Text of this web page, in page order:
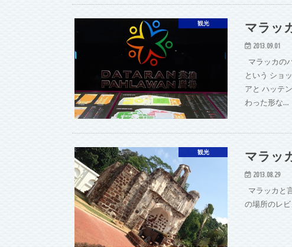
観光 マラッ
2013.09.01
マラッカの
という ショ
アと ハッテ
わった形な…
観光 マラッ
2013.08.29
マラッカと
の場所のレビ